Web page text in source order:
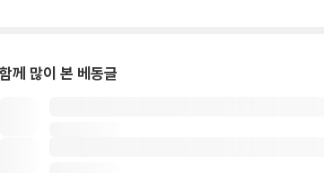
함께 많이 본 베동글